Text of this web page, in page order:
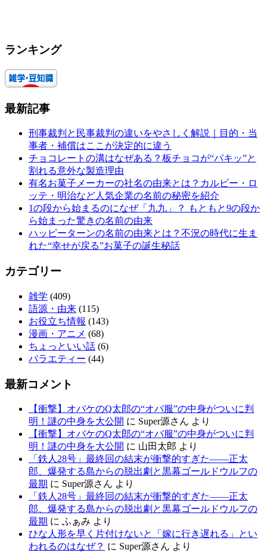
ランキング
最新記事
刑事裁判と民事裁判の違いをやさしく解説｜目的・当
事者・補償はここが決定的に違う
チョコレートの溝はなぜある？板チョコが“パキッ”と
割れる意外な製造理由
有名お菓子メーカーの社名の由来とは？カルビー・ロ
ッテ・明治など人気企業の名前の秘密を紹介
1の段から始まるのになぜ「九九」？ もともと9の段か
ら始まった驚きの名前の由来
ハッピーターンの名前の由来とは？不況の時代に生ま
れた“幸せが戻る”お菓子の誕生秘話
カテゴリー
雑学 (409)
語源・由来 (115)
お役立ち情報 (143)
漫画・アニメ (68)
ちょっといい話 (6)
バラエティー (44)
最新コメント
【衝撃】オバケのQ太郎の“オバ服”の中身がついに判
明！謎の中身を大公開 に Super源さん より
【衝撃】オバケのQ太郎の“オバ服”の中身がついに判
明！謎の中身を大公開 に 山田太郎 より
「鉄人28号」最終回の結末が衝撃的すぎた——正太
郎、爆発する島からの脱出劇と黒幕ゴールドウルフの
最期 に Super源さん より
「鉄人28号」最終回の結末が衝撃的すぎた——正太
郎、爆発する島からの脱出劇と黒幕ゴールドウルフの
最期 に ふぁみ より
ひな人形を早く片付けないと「嫁に行き遅れる」とい
われるのはなぜ？ に Super源さん より